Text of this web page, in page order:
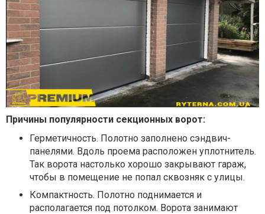
Причины популярности секционных ворот:
Герметичность. Полотно заполнено сэндвич-
панелями. Вдоль проема расположен уплотнитель.
Так ворота настолько хорошо закрывают гараж,
чтобы в помещение не попал сквозняк с улицы.
Компактность. Полотно поднимается и
располагается под потолком. Ворота занимают